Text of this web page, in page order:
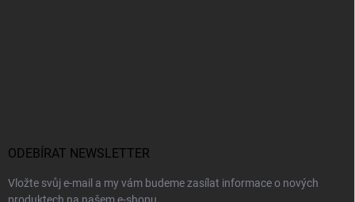
ODEBÍRAT NEWSLETTER
Vložte svůj e-mail a my vám budeme zasílat informace o nových